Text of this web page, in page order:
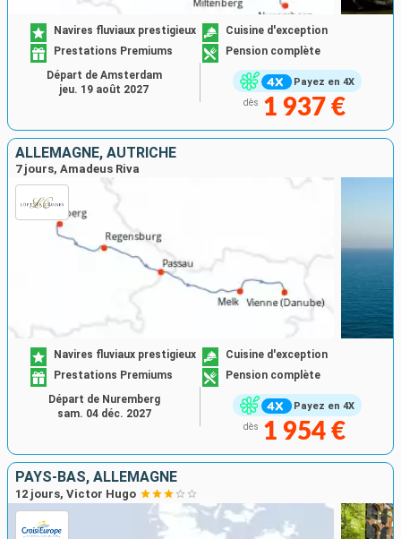
Payez en 4X
Navires fluviaux prestigieux
Cuisine d'exception
Prestations Premiums
Pension complète
dès 1 937 €
Départ de Amsterdam
jeu. 19 août 2027
ALLEMAGNE, AUTRICHE
7 jours, Amadeus Riva
Payez en 4X
Navires fluviaux prestigieux
Cuisine d'exception
Prestations Premiums
Pension complète
dès 1 954 €
Départ de Nuremberg
sam. 04 déc. 2027
PAYS-BAS, ALLEMAGNE
12 jours, Victor Hugo